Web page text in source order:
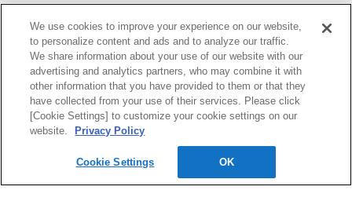
INFORMATION
プライバシーポリシー
We use cookies to improve your experience on our website,
to personalize content and ads and to analyze our traffic.
We share information about your use of our website with our
advertising and analytics partners, who may combine it with
other information that you have provided to them or that they
have collected from your use of their services. Please click
[Cookie Settings] to customize your cookie settings on our
website.
Privacy Policy
Cookie Settings OK